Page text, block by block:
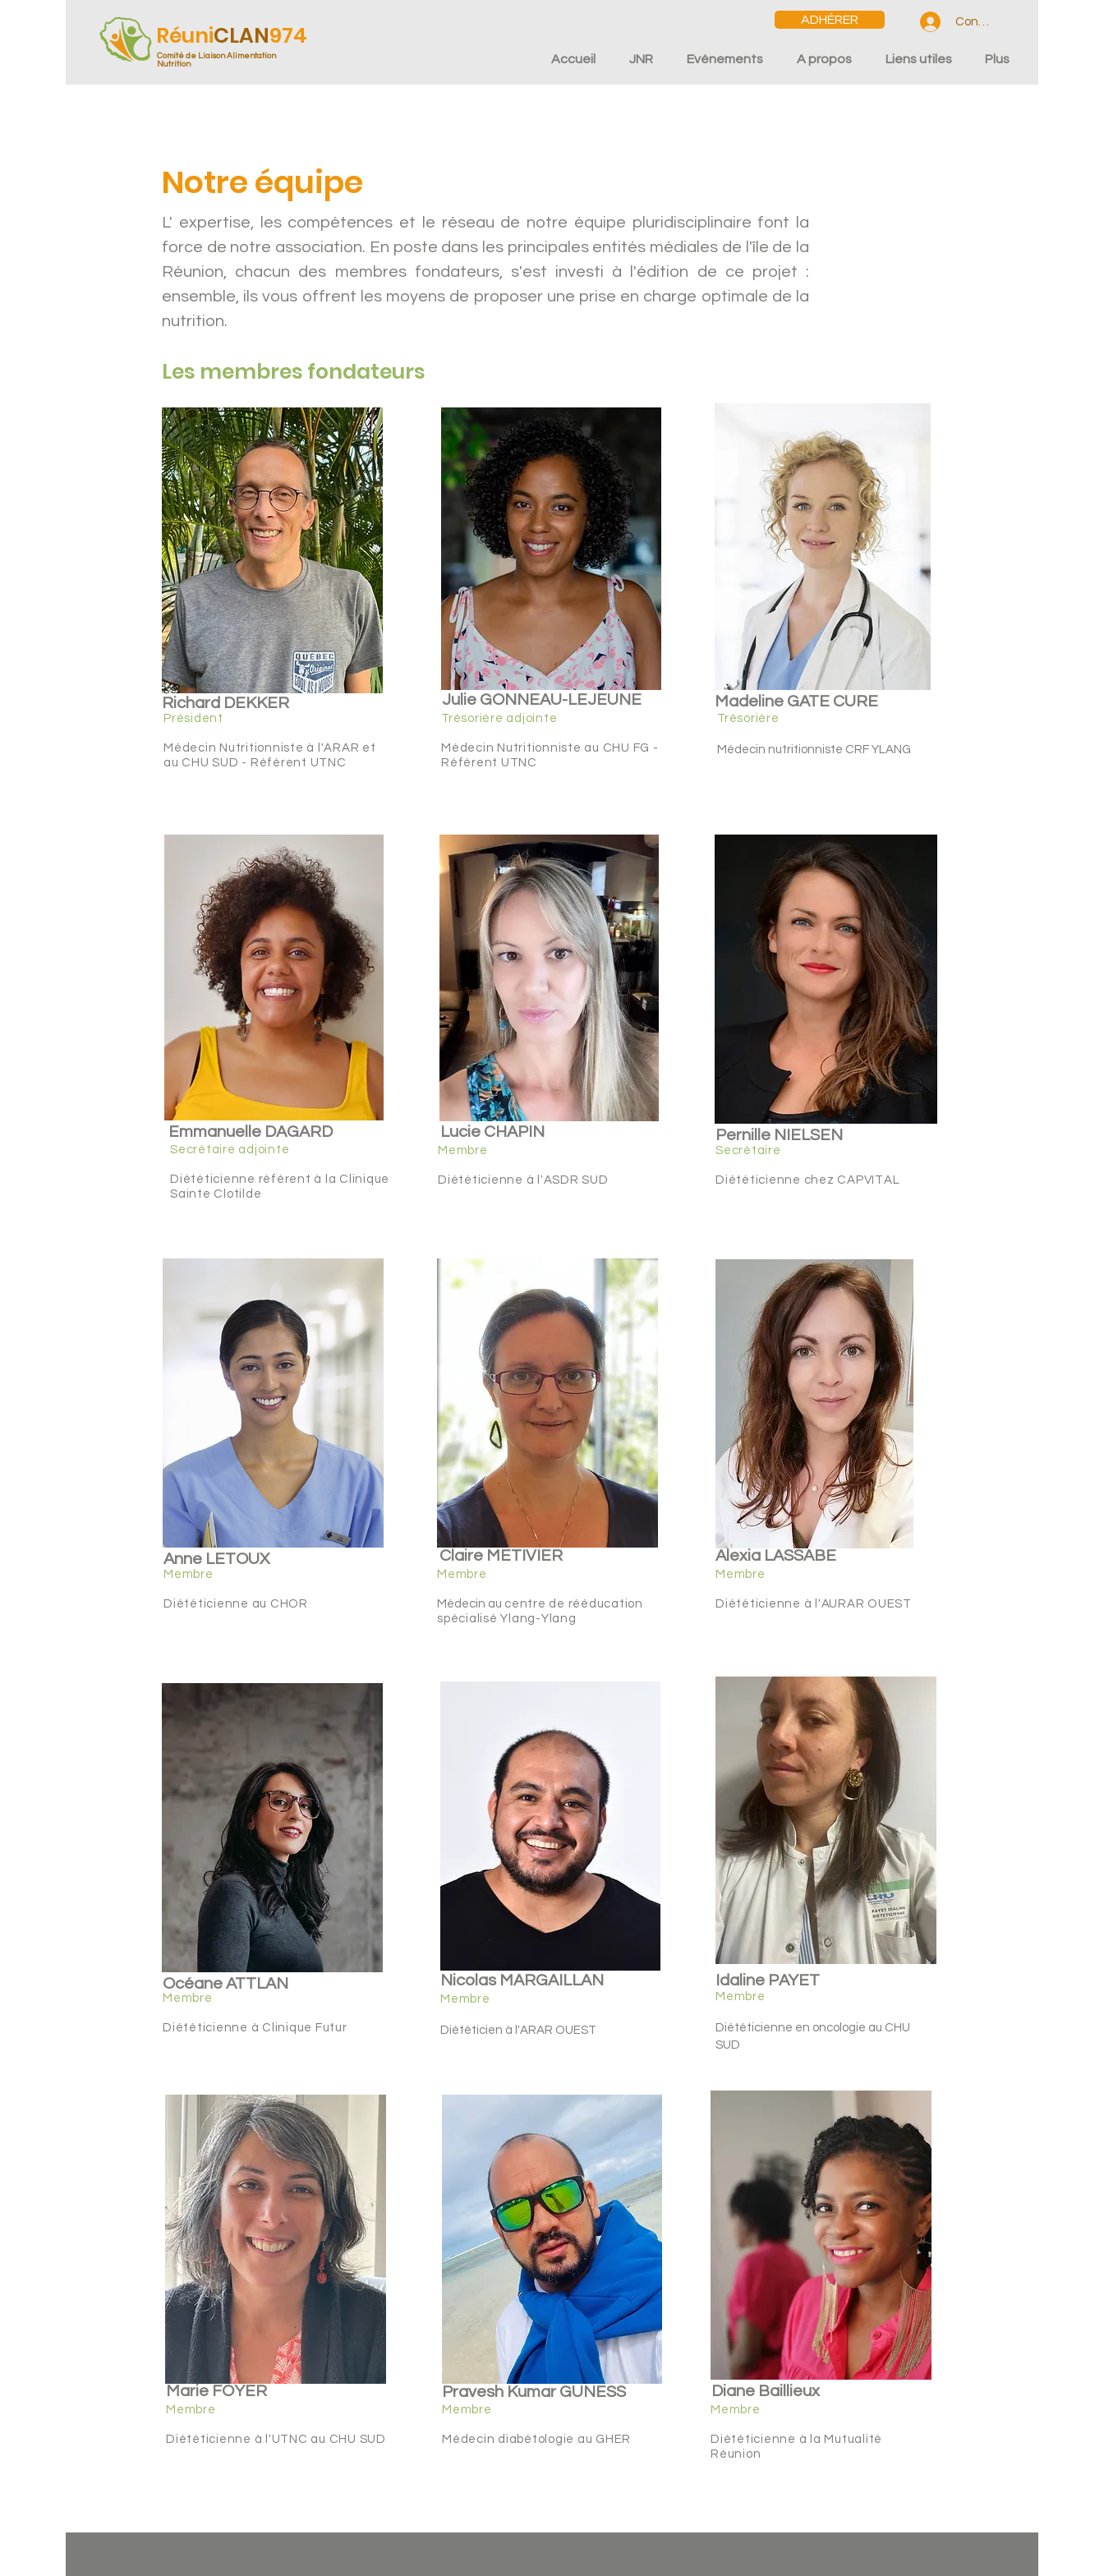
RéuniCLAN974
Comité de Liaison Alimentation
Nutrition
ADHÉRER Connexion
Accueil JNR Evénements A propos Liens utiles Plus
Notre équipe
L' expertise, les compétences et le réseau de notre équipe pluridisciplinaire font la
force de notre association. En poste dans les principales entités médiales de l'île de la
Réunion, chacun des membres fondateurs, s'est investi à l'édition de ce projet :
ensemble, ils vous offrent les moyens de proposer une prise en charge optimale de la
nutrition.
Les membres fondateurs
Richard DEKKER
Président
Médecin Nutritionniste à l'ARAR et
au CHU SUD - Référent UTNC
Julie GONNEAU-LEJEUNE
Trésorière adjointe
Médecin Nutritionniste au CHU FG -
Référent UTNC
Trésorière
Médecin nutritionniste CRF YLANG
Madeline GATE CURE
Secrétaire adjointe
Diététicienne référent à la Clinique
Sainte Clotilde
Emmanuelle DAGARD Lucie CHAPIN
Membre
Diététicienne à l'ASDR SUD
Pernille NIELSEN
Secrétaire
Diététicienne chez CAPVITAL
Anne LETOUX
Membre
Diététicienne au CHOR
Claire METIVIER
Membre
Médecin au centre de rééducation
spécialisé Ylang-Ylang
Alexia LASSABE
Membre
Diététicienne à l'AURAR OUEST
Océane ATTLAN
Membre
Diététicienne à Clinique Futur
Nicolas MARGAILLAN
Membre
Diététicien à l'ARAR OUEST
Idaline PAYET
Membre
Diététicienne en oncologie au CHU
SUD
Marie FOYER
Membre
Diététicienne à l'UTNC au CHU SUD
Pravesh Kumar GUNESS
Membre
Médecin diabétologie au GHER
Diane Baillieux
Membre
Diététicienne à la Mutualité
Réunion